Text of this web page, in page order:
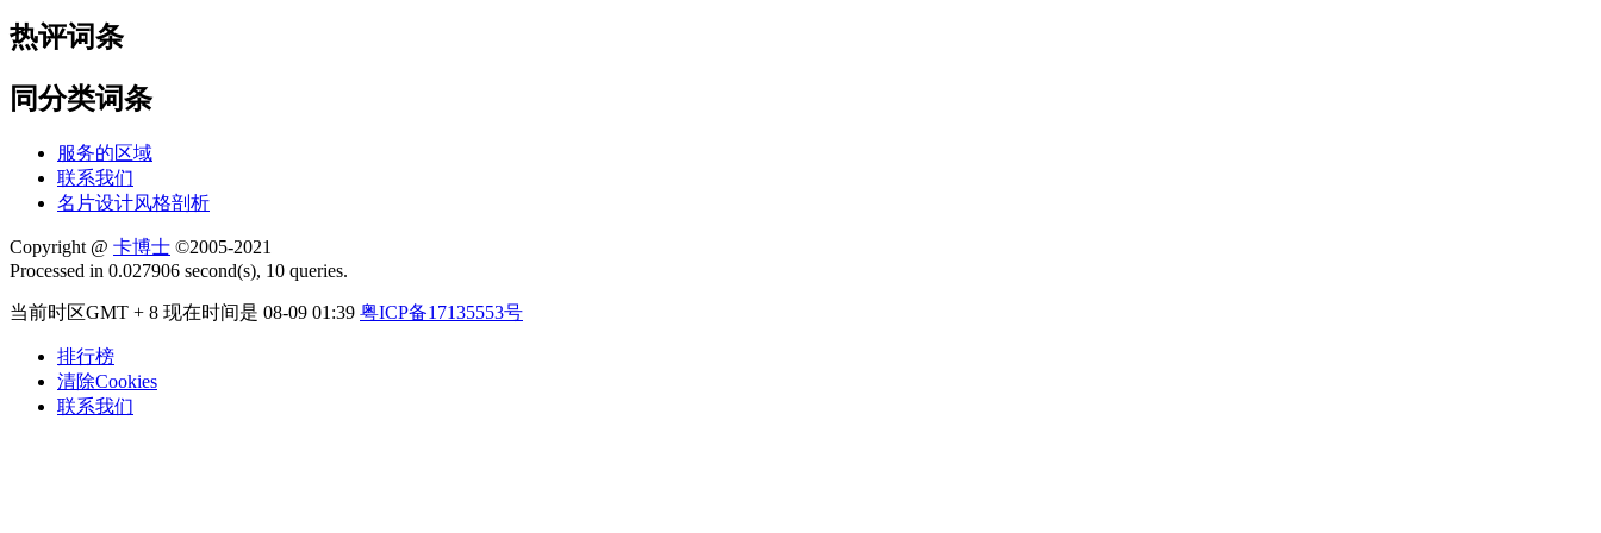
热评词条
同分类词条
服务的区域
联系我们
名片设计风格剖析
Copyright @ 卡博士 ©2005-2021
Processed in 0.027906 second(s), 10 queries.
当前时区GMT + 8 现在时间是 08-09 01:39 粤ICP备17135553号
排行榜
清除Cookies
联系我们